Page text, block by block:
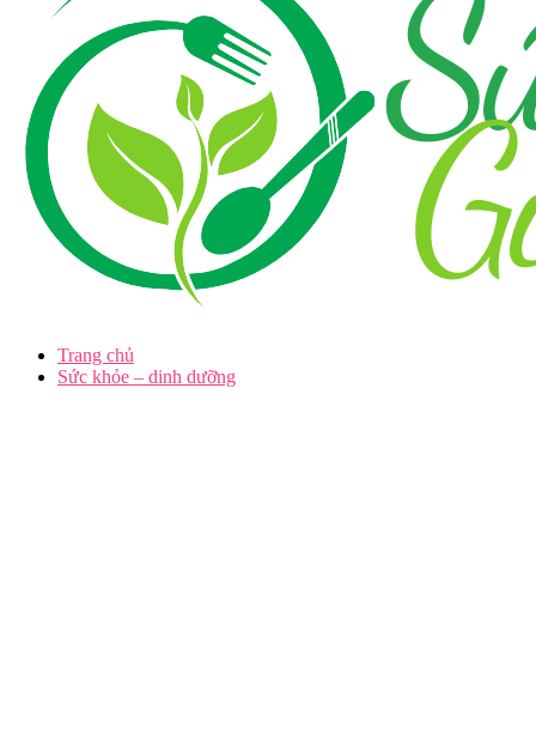
Trang chủ
Sức khỏe – dinh dưỡng